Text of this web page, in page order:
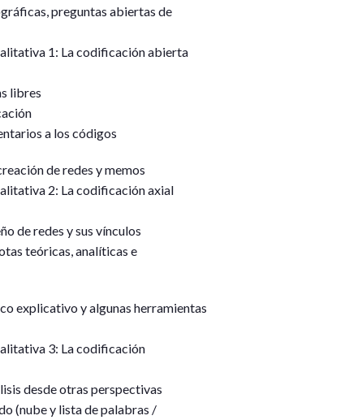
preguntas abiertas de
1: La codificación abierta
libres
a los códigos
de redes y memos
2: La codificación axial
de redes y sus vínculos
teóricas, analíticas e
explicativo y algunas herramientas
3: La codificación
desde otras perspectivas
(nube y lista de palabras /